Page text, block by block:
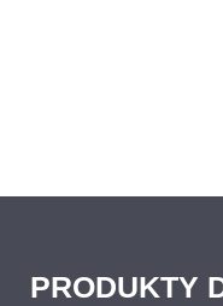
PRODUKTY